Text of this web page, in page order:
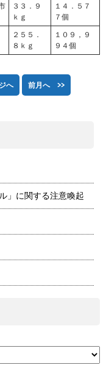
３３．９
ｋｇ
１４．５７
７個
２５５．
８ｋｇ
１０９，９
９４個
へ 前月へ >>
」に関する注意喚起